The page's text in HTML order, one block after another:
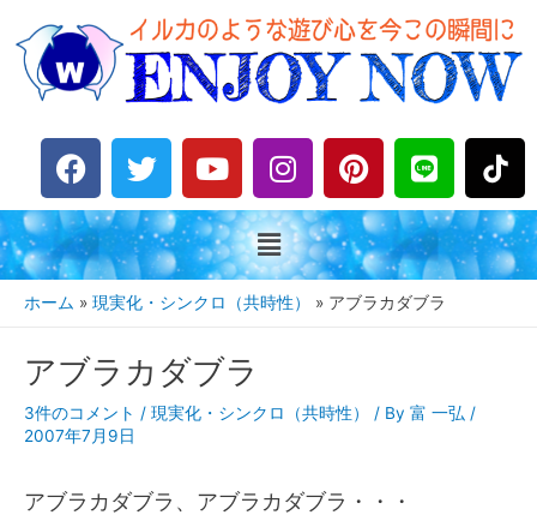
F
a
c
e
b
o
k
T
w
i
t
t
e
Y
o
u
t
u
b
I
n
s
t
a
g
P
i
n
t
e
r
L
i
n
e
ホーム 現実化・シンクロ（共時性） アブラカダブラ
アブラカダブラ
3件のコメント / 現実化・シンクロ（共時性） / By 富 一弘 /
2007年7月9日
アブラカダブラ、アブラカダブラ・・・